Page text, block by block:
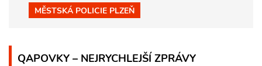
MĚSTSKÁ POLICIE PLZEŇ
QAPOVKY – NEJRYCHLEJŠÍ ZPRÁVY